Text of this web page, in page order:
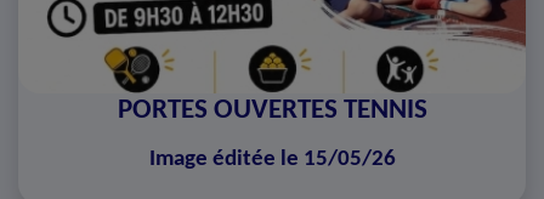
PORTES OUVERTES TENNIS
Image éditée le 15/05/26